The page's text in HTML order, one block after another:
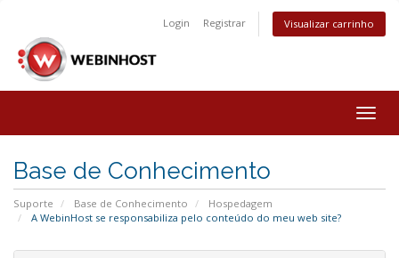
Login Registrar Visualizar carrinho
Base de Conhecimento
Suporte Base de Conhecimento
Hospedagem
A WebinHost se responsabiliza pelo conteúdo do meu web site?